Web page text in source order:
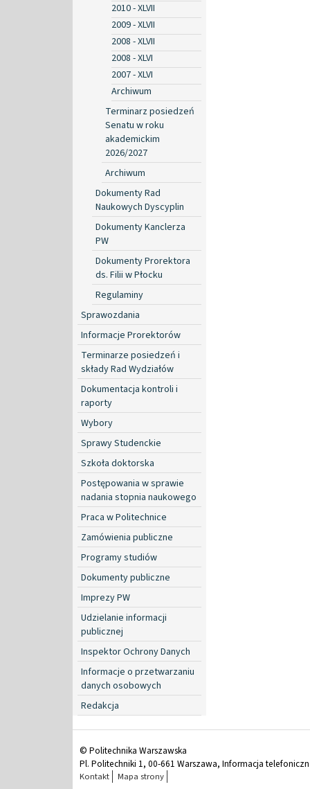
2010 - XLVII
2009 - XLVII
2008 - XLVII
2008 - XLVI
2007 - XLVI
Archiwum
Terminarz posiedzeń
Senatu w roku
akademickim
2026/2027
Archiwum
Dokumenty Rad
Naukowych Dyscyplin
Dokumenty Kanclerza
PW
Dokumenty Prorektora
ds. Filii w Płocku
Regulaminy
Sprawozdania
Informacje Prorektorów
Terminarze posiedzeń i
składy Rad Wydziałów
Dokumentacja kontroli i
raporty
Wybory
Sprawy Studenckie
Szkoła doktorska
Postępowania w sprawie
nadania stopnia naukowego
Praca w Politechnice
Zamówienia publiczne
Programy studiów
Dokumenty publiczne
Imprezy PW
Udzielanie informacji
publicznej
Inspektor Ochrony Danych
Informacje o przetwarzaniu
danych osobowych
Redakcja
© Politechnika Warszawska
Pl. Politechniki 1, 00-661 Warszawa, Informacja
Kontakt Mapa strony